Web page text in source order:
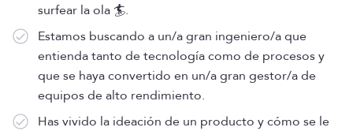
surfear la ola 🏄.
Estamos buscando a un/a gran ingeniero/a que
entienda tanto de tecnología como de procesos y
que se haya convertido en un/a gran gestor/a de
equipos de alto rendimiento.
Has vivido la ideación de un producto y cómo se le